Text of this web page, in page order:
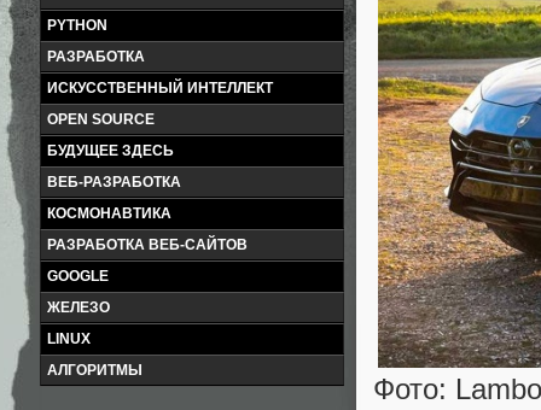
PYTHON
РАЗРАБОТКА
ИСКУССТВЕННЫЙ ИНТЕЛЛЕКТ
OPEN SOURCE
БУДУЩЕЕ ЗДЕСЬ
ВЕБ-РАЗРАБОТКА
КОСМОНАВТИКА
РАЗРАБОТКА ВЕБ-САЙТОВ
GOOGLE
ЖЕЛЕЗО
LINUX
АЛГОРИТМЫ
Фото: